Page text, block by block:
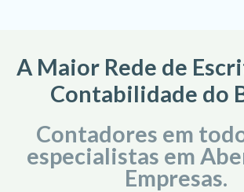
A Maior Rede de
Contabilidade do
Contadores em
especialistas em
Empresas.